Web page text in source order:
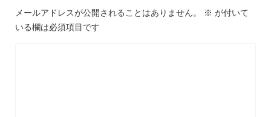
メールアドレスが公開されることはありません。 ※ が付いて
いる欄は必須項目です